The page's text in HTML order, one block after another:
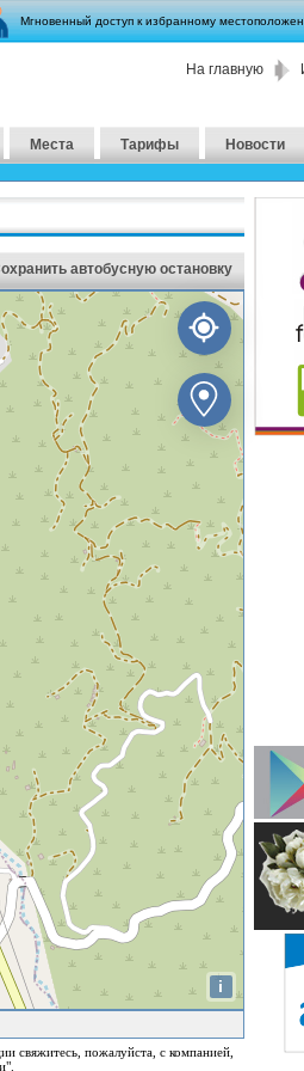
Мгновенный доступ к избранному
На главную
Места Тарифы Новости
автобусную остановку
i
свяжитесь, пожалуйста, с компанией,